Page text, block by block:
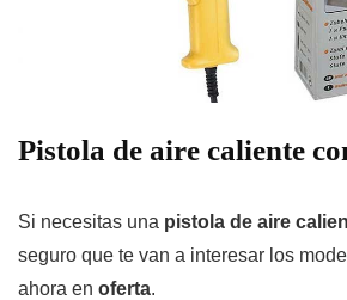
Pistola de aire caliente
Si necesitas una pistola de aire
seguro que te van a interesar los
ahora en oferta.